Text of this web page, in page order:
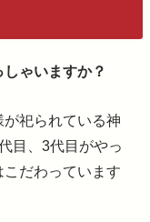
ゃいますか？
祀られている神
目、3代目がやっ
だわっています